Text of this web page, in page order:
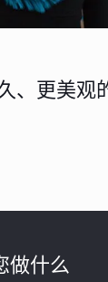
、更美观
做什么